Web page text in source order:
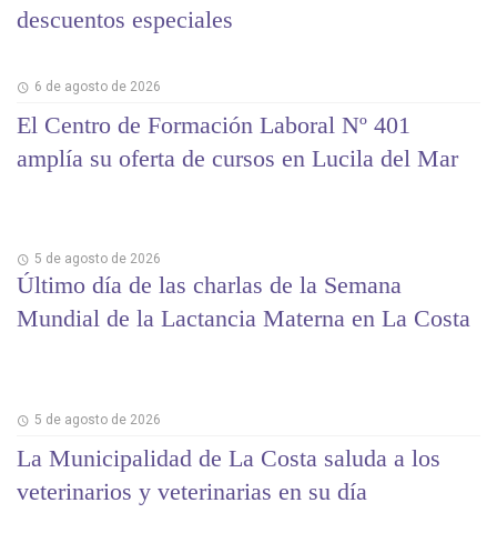
descuentos especiales
6 de agosto de 2026
El Centro de Formación Laboral Nº 401
amplía su oferta de cursos en Lucila del Mar
5 de agosto de 2026
Último día de las charlas de la Semana
Mundial de la Lactancia Materna en La Costa
5 de agosto de 2026
La Municipalidad de La Costa saluda a los
veterinarios y veterinarias en su día